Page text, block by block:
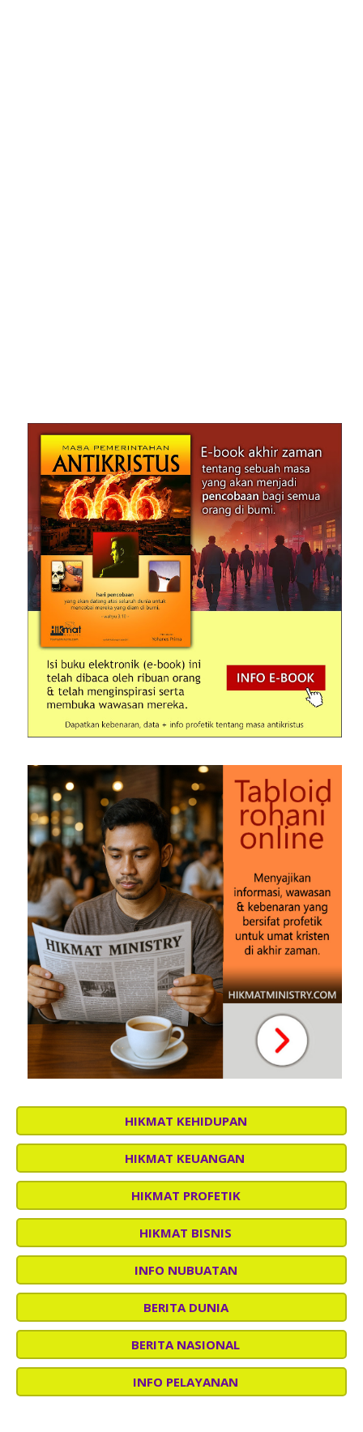
HIKMAT KEHIDUPAN
HIKMAT KEUANGAN
HIKMAT PROFETIK
HIKMAT BISNIS
INFO NUBUATAN
BERITA DUNIA
BERITA NASIONAL
INFO PELAYANAN